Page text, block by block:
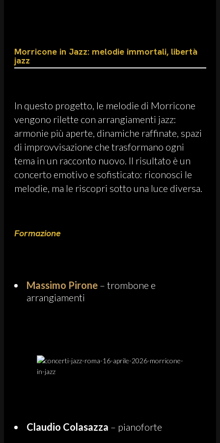
Morricone in Jazz: melodie immortali, libertà
jazz
In questo progetto, le melodie di Morricone
vengono rilette con arrangiamenti jazz:
armonie più aperte, dinamiche raffinate, spazi
di improvvisazione che trasformano ogni
tema in un racconto nuovo. Il risultato è un
concerto emotivo e sofisticato: riconosci le
melodie, ma le riscopri sotto una luce diversa.
Formazione
Massimo Pirone – trombone e
arrangiamenti
Claudio Colasazza – pianoforte